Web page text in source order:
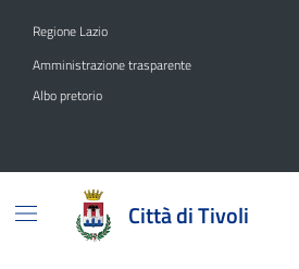
Regione Lazio
Amministrazione trasparente
Albo pretorio
Città di Tivoli